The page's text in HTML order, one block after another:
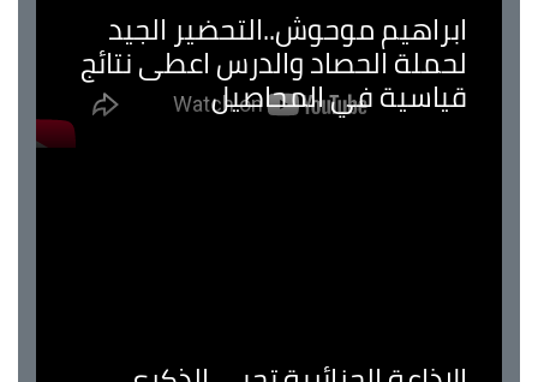
ابراهيم موحوش..التحضير الجيد
لحملة الحصاد والدرس اعطى نتائج
قياسية في المحاصيل